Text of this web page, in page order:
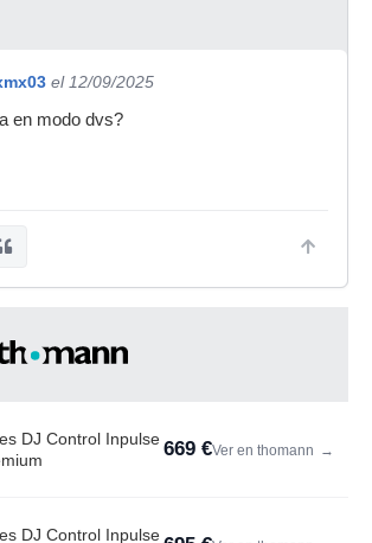
el 12/09/2025
en modo dvs?
DJ Control Inpulse669 €Ver en thomann →
DJ Control Inpulse